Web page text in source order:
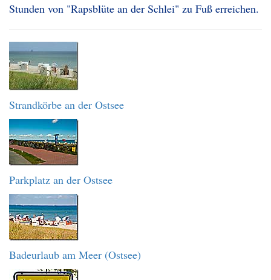
Stunden von "Rapsblüte an der Schlei" zu Fuß erreichen.
Strandkörbe an der Ostsee
Parkplatz an der Ostsee
Badeurlaub am Meer (Ostsee)